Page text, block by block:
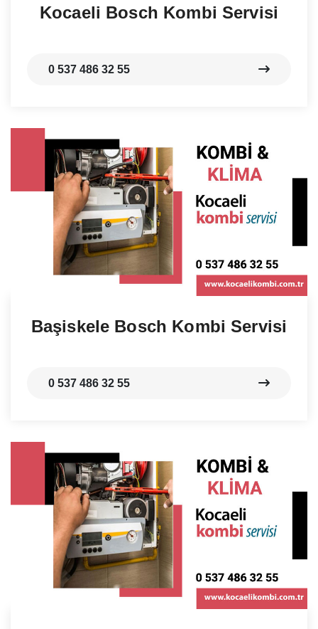
Kocaeli Bosch Kombi Servisi
0 537 486 32 55
Başiskele Bosch Kombi Servisi
0 537 486 32 55